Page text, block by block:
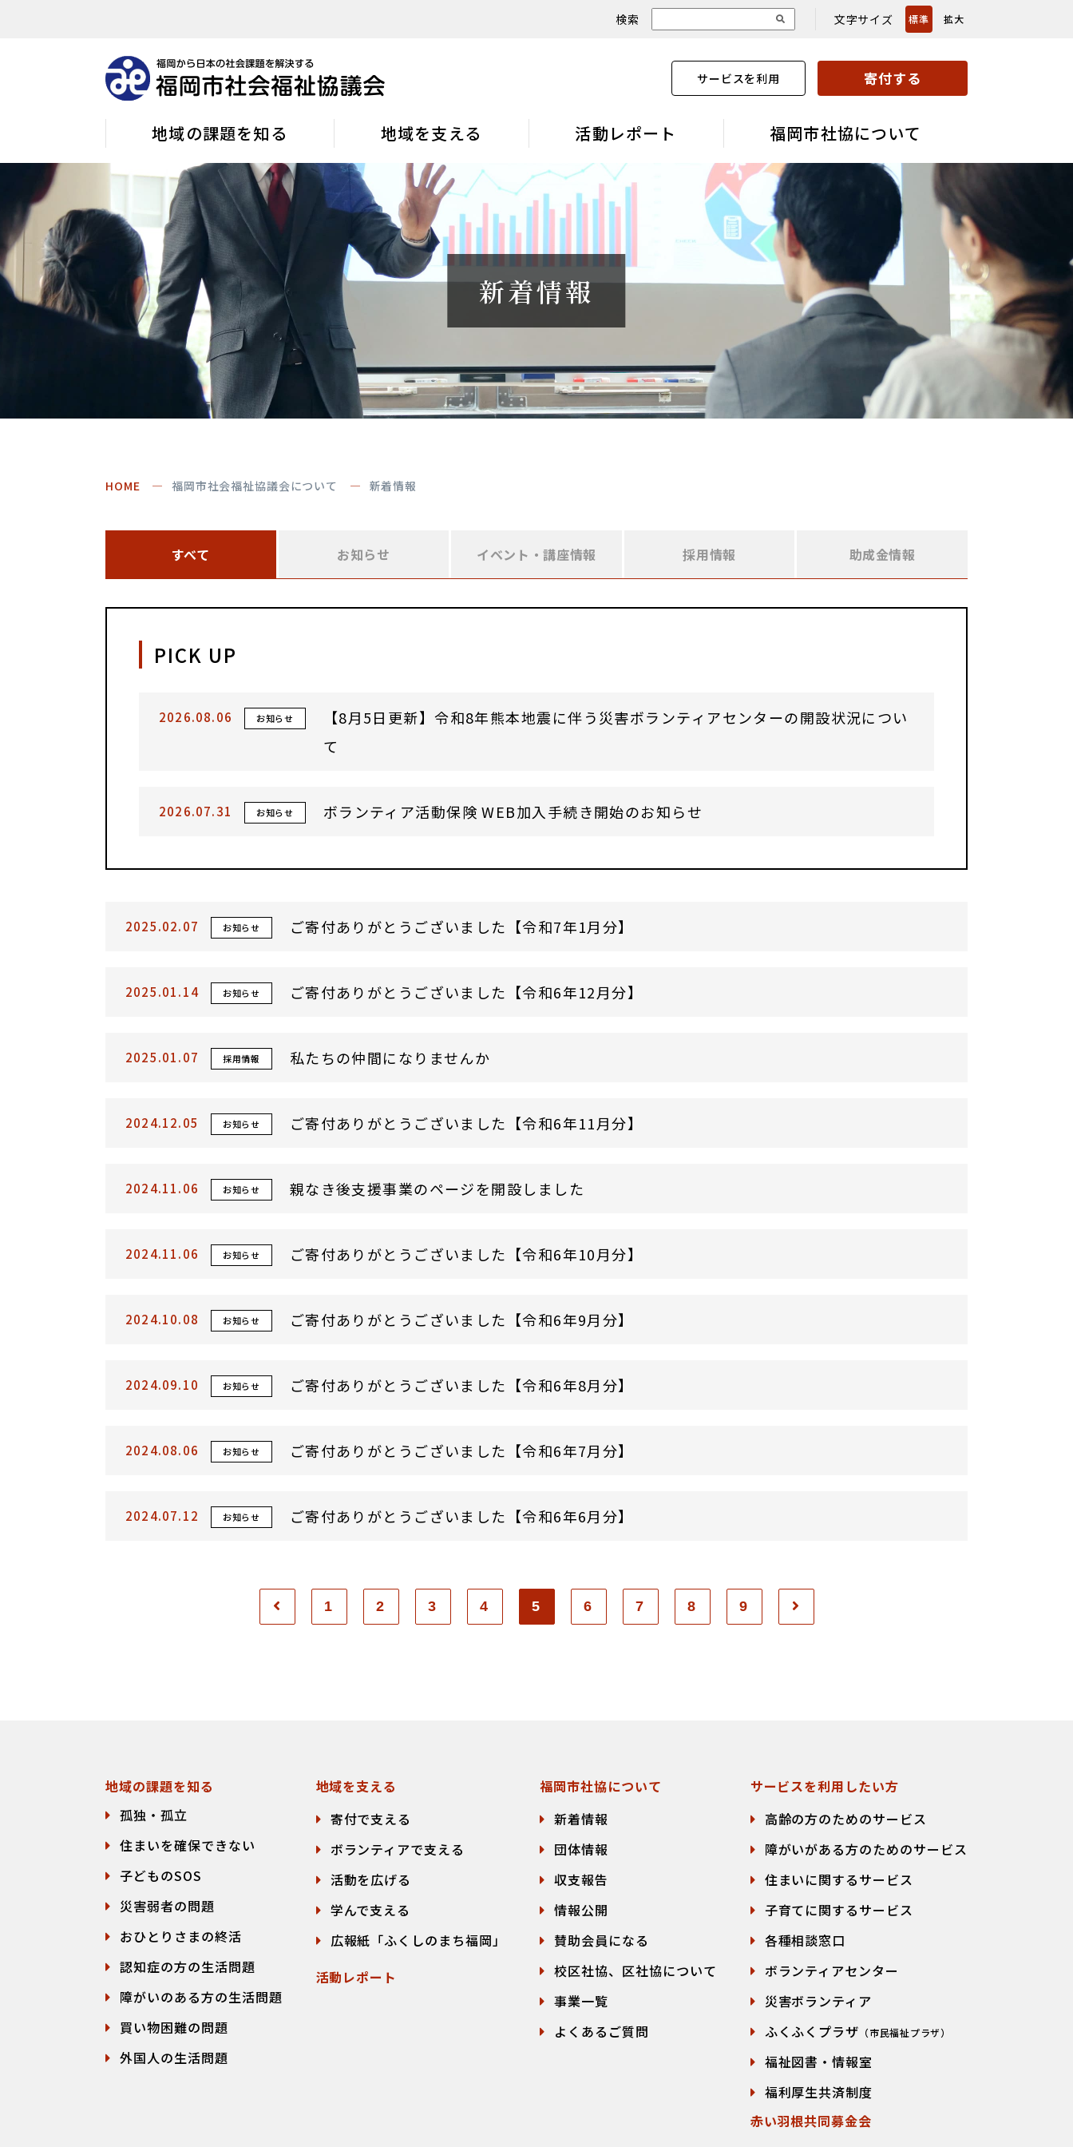
検索 文字サイズ 標準 拡大
サービスを利用 寄付する
地域の課題を知る 地域を支える 活動レポート 福岡市社協について
新着情報
HOME 福岡市社会福祉協議会について 新着情報
すべて お知らせ イベント・講座情報 採用情報 助成金情報
PICK UP
2026.08.06 お知らせ
【8月5日更新】令和8年熊本地震に伴う災害ボランティアセンターの開設状況につい
て
2026.07.31 お知らせ ボランティア活動保険 WEB加入手続き開始のお知らせ
2025.02.07 お知らせ ご寄付ありがとうございました【令和7年1月分】
2025.01.14 お知らせ ご寄付ありがとうございました【令和6年12月分】
2025.01.07 採用情報 私たちの仲間になりませんか
2024.12.05 お知らせ ご寄付ありがとうございました【令和6年11月分】
2024.11.06 お知らせ 親なき後支援事業のページを開設しました
2024.11.06 お知らせ ご寄付ありがとうございました【令和6年10月分】
2024.10.08 お知らせ ご寄付ありがとうございました【令和6年9月分】
2024.09.10 お知らせ ご寄付ありがとうございました【令和6年8月分】
2024.08.06 お知らせ ご寄付ありがとうございました【令和6年7月分】
2024.07.12 お知らせ ご寄付ありがとうございました【令和6年6月分】
1 2 3 4 5 6 7 8 9
地域の課題を知る
孤独・孤立
住まいを確保できない
子どものSOS
災害弱者の問題
おひとりさまの終活
認知症の方の生活問題
障がいのある方の生活問題
買い物困難の問題
外国人の生活問題
地域を支える
寄付で支える
ボランティアで支える
活動を広げる
学んで支える
広報紙「ふくしのまち福岡」
活動レポート
福岡市社協について
新着情報
団体情報
収支報告
情報公開
賛助会員になる
校区社協、区社協について
事業一覧
よくあるご質問
サービスを利用したい方
高齢の方のためのサービス
障がいがある方のためのサービス
住まいに関するサービス
子育てに関するサービス
各種相談窓口
ボランティアセンター
災害ボランティア
ふくふくプラザ （市民福祉プラザ）
福祉図書・情報室
福利厚生共済制度
赤い羽根共同募金会